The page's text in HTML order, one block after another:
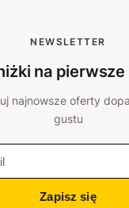
NEWSLETTER
na
najnowsze oferty
gustu
Zapisz się